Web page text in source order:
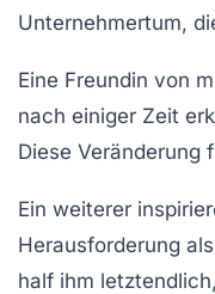
Unternehmertum,
Eine Freundin von
nach einiger Zeit
Diese Veränderung
Ein weiterer
Herausforderung als
half ihm